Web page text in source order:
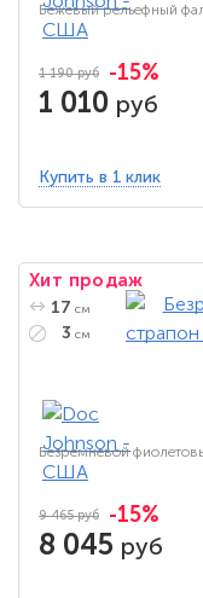
Бежевый рельефный
1 190 руб -15%
1 010 руб
Купить в 1 клик
Хит продаж
17 см
3 см
Безремневой
9 465 руб -15%
8 045 руб